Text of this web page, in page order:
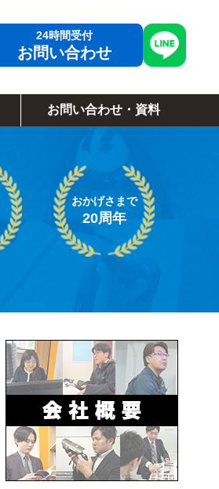
お問い合わせ
お問い合わせ・資料
おかげさまで
20周年